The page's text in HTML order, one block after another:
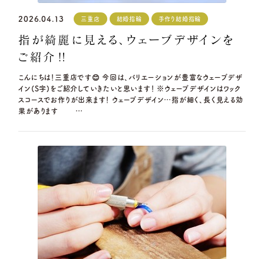
2026.04.13 三重店 結婚指輪 手作り結婚指輪
指が綺麗に見える、ウェーブデザインを
ご紹介‼
こんにちは！三重店です😊 今回は、バリエーションが豊富なウェーブデザ
イン(S字)をご紹介していきたいと思います！ ※ウェーブデザインはワック
スコースでお作りが出来ます！ ウェーブデザイン…指が細く、長く見える効
果があります …